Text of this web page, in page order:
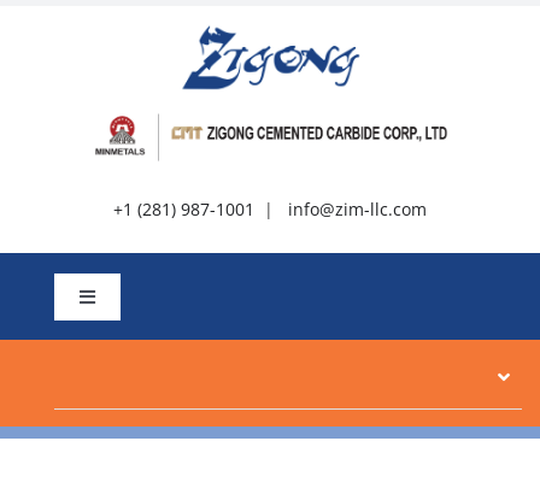
+1 (281) 987-1001 | info@zim-llc.com
Uključi/isključi